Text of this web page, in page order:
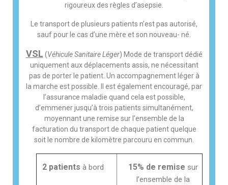
rigoureux des règles d’asepsie.
Le transport de plusieurs patients n’est pas autorisé,
sauf pour le cas d’une mère et son nouveau- né.
VSL (Véhicule Sanitaire Léger) Mode de transport dédié
uniquement aux déplacements assis, ne nécessitant
pas de porter le patient. Un accompagnement léger à
la marche est possible. Il est également encouragé, par
l’assurance maladie quand cela est possible,
d’emmener jusqu’à trois patients simultanément,
moyennant une remise sur l’ensemble de la
facturation du transport de chaque patient quelque
soit le nombre de kilomètre parcouru en commun.
2 patients à bord 15% de remise sur
l’ensemble de la